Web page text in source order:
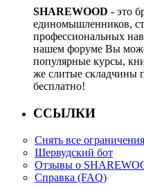
SHAREWOOD - это
единомышленников,
профессиональных
нашем форуме Вы
популярные курсы,
же слитые складчины
бесплатно!
ССЫЛКИ
Снять все ограничения
Шервудский бот
Отзывы о
Справка (FAQ)